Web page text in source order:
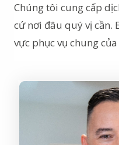
Chúng tôi cung cấp
cứ nơi đâu quý vị cần.
vực phục vụ chung